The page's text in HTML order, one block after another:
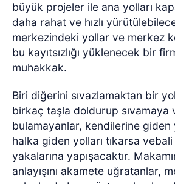
büyük projeler ile ana yolları
daha rahat ve hızlı
merkezindeki yollar ve merkez
bu kayıtsızlığı yüklenecek bir
muhakkak.
Biri diğerini sıvazlamaktan bir
birkaç taşla doldurup sıvamaya
bulamayanlar, kendilerine giden
halka giden yolları tıkarsa
yakalarına yapışacaktır.
anlayışını akamete uğratanlar,